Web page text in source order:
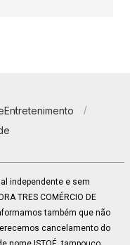
Entretenimento
independente e sem
TRES COMÉRCIO DE
também que não
cancelamento do